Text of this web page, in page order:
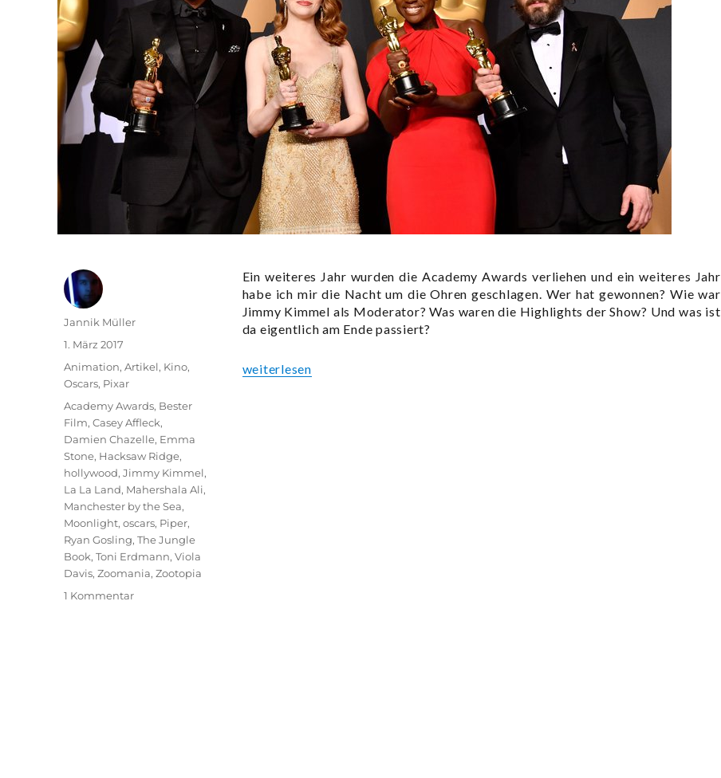
Ein weiteres Jahr wurden die Academy Awards verliehen und ein weiteres Jahr
habe ich mir die Nacht um die Ohren geschlagen. Wer hat gewonnen? Wie war
Jimmy Kimmel als Moderator? Was waren die Highlights der Show? Und was ist
da eigentlich am Ende passiert?
„Die Oscar-Verleihung 2017: Große Show mit großer Panne“
weiterlesen
Autor
Jannik Müller
Veröffentlicht
am
1. März 2017
Kategorien
Animation,Artikel, Kino,
Oscars, Pixar
Schlagwörter
Academy Awards, Bester
Film,Casey Affleck,
Damien Chazelle, Emma
Stone, Hacksaw Ridge,
hollywood,Jimmy Kimmel,
La La Land, Mahershala Ali,
Manchester by the Sea,
Moonlight,oscars, Piper,
Ryan Gosling,The Jungle
Book,Toni Erdmann,Viola
Davis,Zoomania,Zootopia
1 Kommentarzu